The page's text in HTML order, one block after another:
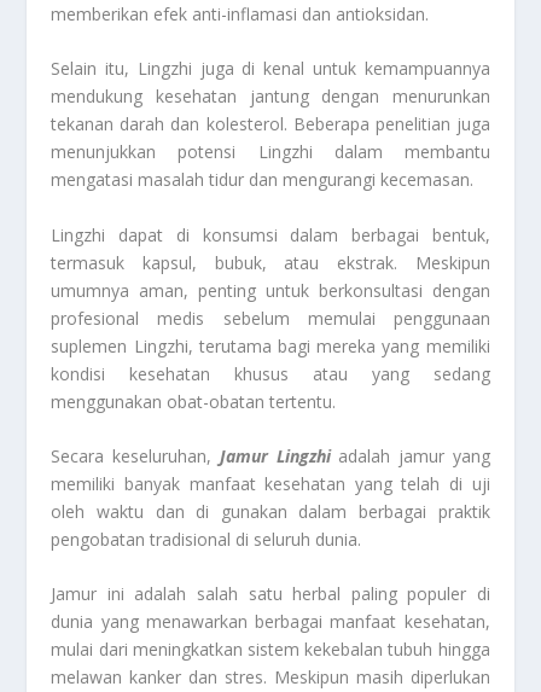
memberikan efek anti-inflamasi dan antioksidan.
Selain itu, Lingzhi juga di kenal untuk kemampuannya
mendukung kesehatan jantung dengan menurunkan
tekanan darah dan kolesterol. Beberapa penelitian juga
menunjukkan potensi Lingzhi dalam membantu
mengatasi masalah tidur dan mengurangi kecemasan.
Lingzhi dapat di konsumsi dalam berbagai bentuk,
termasuk kapsul, bubuk, atau ekstrak. Meskipun
umumnya aman, penting untuk berkonsultasi dengan
profesional medis sebelum memulai penggunaan
suplemen Lingzhi, terutama bagi mereka yang memiliki
kondisi kesehatan khusus atau yang sedang
menggunakan obat-obatan tertentu.
Secara keseluruhan, Jamur Lingzhiadalah jamur yang
memiliki banyak manfaat kesehatan yang telah di uji
oleh waktu dan di gunakan dalam berbagai praktik
pengobatan tradisional di seluruh dunia.
Jamur ini adalah salah satu herbal paling populer di
dunia yang menawarkan berbagai manfaat kesehatan,
mulai dari meningkatkan sistem kekebalan tubuh hingga
melawan kanker dan stres. Meskipun masih diperlukan